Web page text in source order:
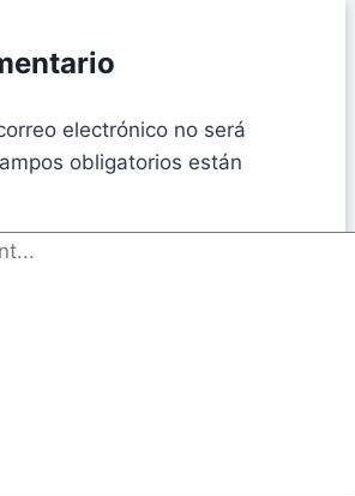
electrónico no será
obligatorios están